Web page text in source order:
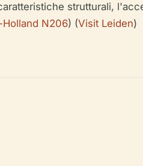
strutturali,
N206) (Visit Leiden)